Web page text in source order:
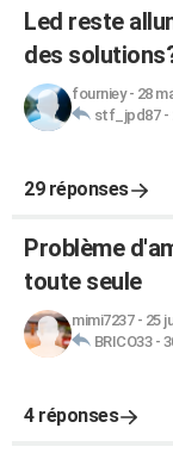
Led reste
des
fourniey- 28
stf_jpd87-
29 réponses
Problème
toute seule
mimi7237- 25
BRICO33-
4 réponses